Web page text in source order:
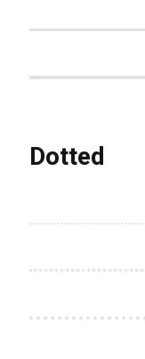
Dotted